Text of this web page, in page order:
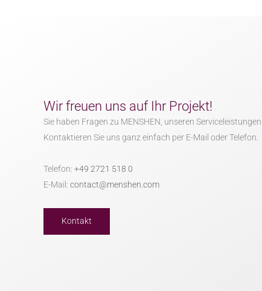
Wir freuen uns auf Ihr Projekt!
Sie haben Fragen zu MENSHEN, unseren
Kontaktieren Sie uns ganz einfach per E-Mail oder Telefon.
Telefon: +49 2721 518 0
E-Mail: contact@menshen.com
Kontakt